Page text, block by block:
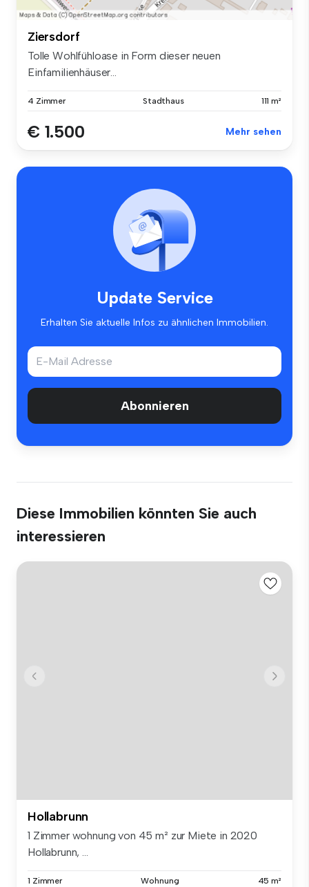
Ziersdorf
Tolle Wohlfühloase in Form dieser neuen
Einfamilienhäuser...
4 Zimmer Stadthaus 111 m²
€ 1.500 Mehr sehen
Update Service
Erhalten Sie aktuelle Infos zu ähnlichen Immobilien.
Abonnieren
Diese Immobilien könnten Sie auch
interessieren
Hollabrunn
1 Zimmer wohnung von 45 m² zur Miete in 2020
Hollabrunn, ...
1 Zimmer Wohnung 45 m²